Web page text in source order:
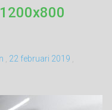
22 februari 2019